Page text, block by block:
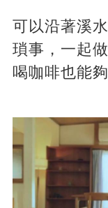
可以沿著溪
瑣事，一起
喝咖啡也能